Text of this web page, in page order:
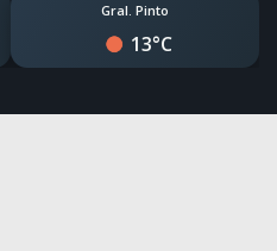
Gral. Pinto
13°C